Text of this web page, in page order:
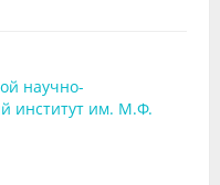
научно-
институт им. М.Ф.